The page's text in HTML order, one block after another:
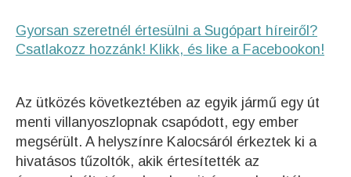
Gyorsan szeretnél értesülni a Sugópart híreiről?
Csatlakozz hozzánk! Klikk, és like a Facebookon!
Az ütközés következtében az egyik jármű egy út
menti villanyoszlopnak csapódott, egy ember
megsérült. A helyszínre Kalocsáról érkeztek ki a
hivatásos tűzoltók, akik értesítették az